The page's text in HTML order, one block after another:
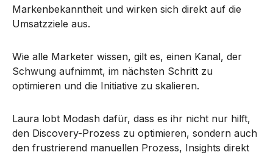
Markenbekanntheit und wirken sich direkt auf die
Umsatzziele aus.
Wie alle Marketer wissen, gilt es, einen Kanal, der
Schwung aufnimmt, im nächsten Schritt zu
optimieren und die Initiative zu skalieren.
Laura lobt Modash dafür, dass es ihr nicht nur hilft,
den Discovery-Prozess zu optimieren, sondern auch
den frustrierend manuellen Prozess, Insights direkt